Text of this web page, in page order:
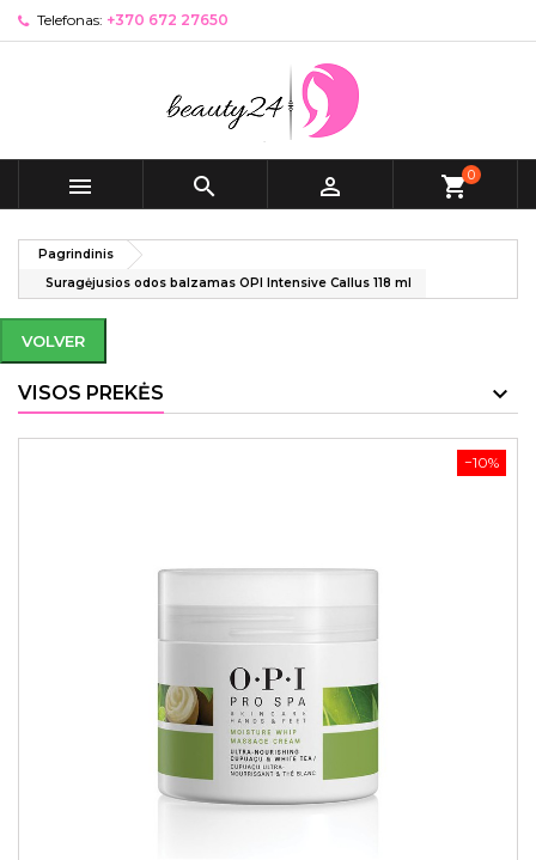
Telefonas: +370 672 27650
   shopping_cart0
Pagrindinis
Suragėjusios odos balzamas OPI Intensive Callus 118 ml
VOLVER
VISOS PREKĖS
−10%